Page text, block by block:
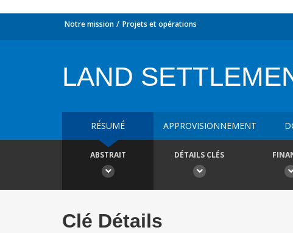
Notre mission Projets et opérations
LAND
RÉSUMÉ APPROVISIONNEMENT
ABSTRAIT DÉTAILS CLÉS
Clé Détails